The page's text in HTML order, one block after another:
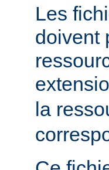
Les
doivent
la